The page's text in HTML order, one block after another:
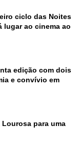
ciclo das Noites
lugar ao cinema ao
edição com dois
e convívio em
Lourosa para uma